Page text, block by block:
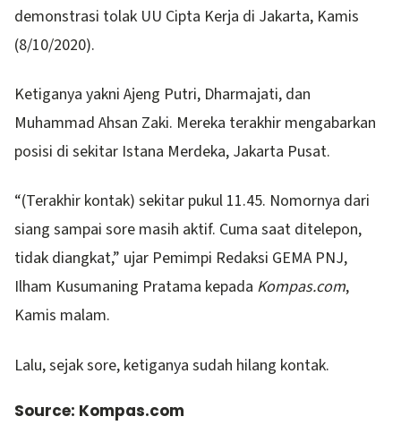
demonstrasi tolak UU Cipta Kerja di Jakarta, Kamis
(8/10/2020).
Ketiganya yakni Ajeng Putri, Dharmajati, dan
Muhammad Ahsan Zaki. Mereka terakhir mengabarkan
posisi di sekitar Istana Merdeka, Jakarta Pusat.
“(Terakhir kontak) sekitar pukul 11.45. Nomornya dari
siang sampai sore masih aktif. Cuma saat ditelepon,
tidak diangkat,” ujar Pemimpi Redaksi GEMA PNJ,
Ilham Kusumaning Pratama kepada Kompas.com,
Kamis malam.
Lalu, sejak sore, ketiganya sudah hilang kontak.
Source: Kompas.com